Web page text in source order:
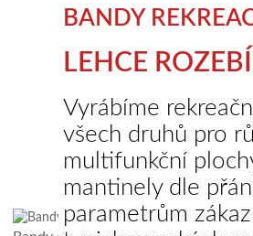
BANDY
LEHCE
Vyrábíme
všech druhů pro
multifunkční
mantinely dle
parametrům